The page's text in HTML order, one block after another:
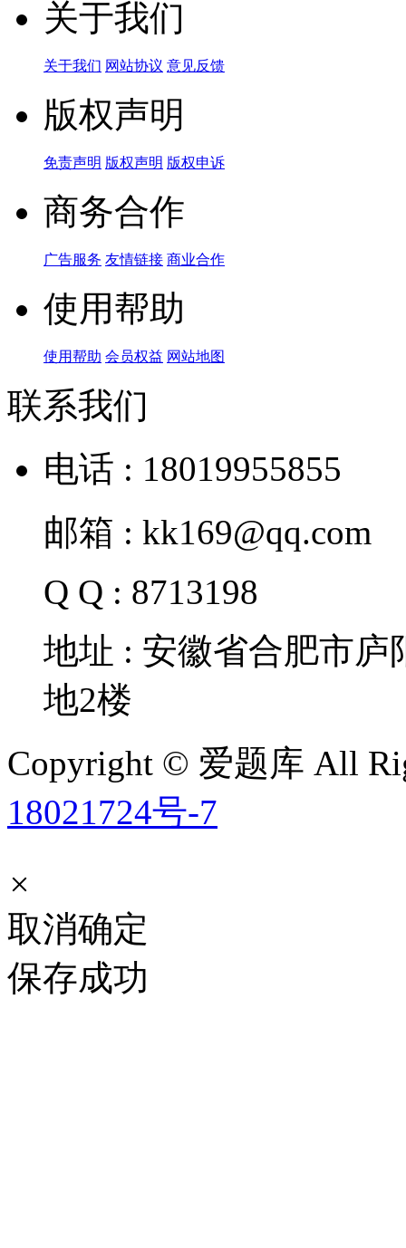
关于我们
关于我们 网站协议 意见反馈
版权声明
免责声明 版权声明 版权申诉
商务合作
广告服务 友情链接 商业合作
使用帮助
使用帮助 会员权益 网站地图
联系我们
电话 : 18019955855
邮箱 : kk169@qq.com
Q Q : 8713198
地址 : 安徽省合肥市
地2楼
Copyright © 爱题库 All
18021724号-7
×
取消确定
保存成功